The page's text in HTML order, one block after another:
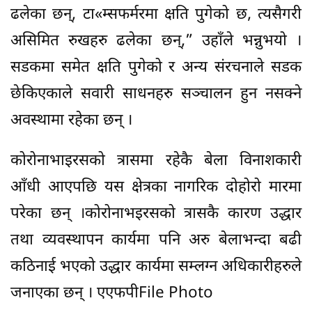
ढलेका छन्, टा«म्सफर्मरमा क्षति पुगेको छ, त्यसैगरी
असिमित रुखहरु ढलेका छन्,” उहाँले भन्नुभयो ।
सडकमा समेत क्षति पुगेको र अन्य संरचनाले सडक
छेकिएकाले सवारी साधनहरु सञ्चालन हुन नसक्ने
अवस्थामा रहेका छन् ।
कोरोनाभाइरसको त्रासमा रहेकै बेला विनाशकारी
आँधी आएपछि यस क्षेत्रका नागरिक दोहोरो मारमा
परेका छन् ।कोरोनाभइरसको त्रासकै कारण उद्धार
तथा व्यवस्थापन कार्यमा पनि अरु बेलाभन्दा बढी
कठिनाई भएको उद्धार कार्यमा सम्लग्न अधिकारीहरुले
जनाएका छन् । एएफपीFile Photo